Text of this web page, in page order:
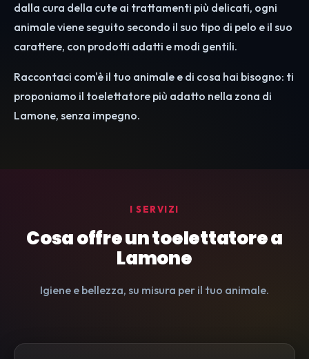
dalla cura della cute ai trattamenti più delicati, ogni
animale viene seguito secondo il suo tipo di pelo e il suo
carattere, con prodotti adatti e modi gentili.
Raccontaci com'è il tuo animale e di cosa hai bisogno: ti
proponiamo il toelettatore più adatto nella zona di
Lamone, senza impegno.
I SERVIZI
Cosa offre un toelettatore a
Lamone
Igiene e bellezza, su misura per il tuo animale.